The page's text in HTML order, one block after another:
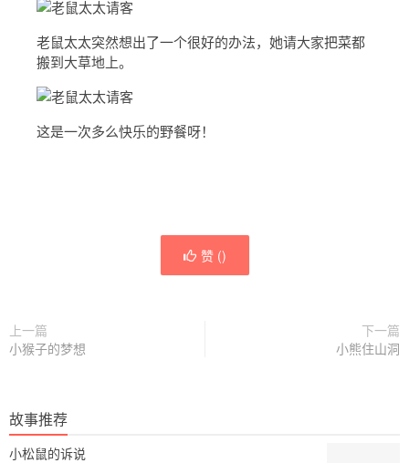
老鼠太太突然想出了一个很好的办法，她请大家把菜都
搬到大草地上。
这是一次多么快乐的野餐呀！
赞 ()
上一篇
小猴子的梦想
下一篇
小熊住山洞
故事推荐
小松鼠的诉说